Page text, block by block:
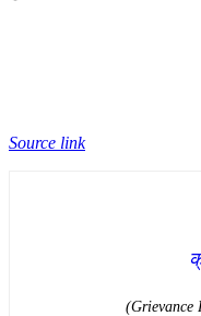
Source link
(Grievance